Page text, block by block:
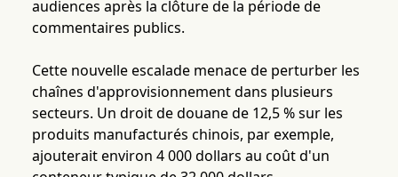
audiences après la clôture de la période de
commentaires publics.
Cette nouvelle escalade menace de perturber les
chaînes d'approvisionnement dans plusieurs
secteurs. Un droit de douane de 12,5 % sur les
produits manufacturés chinois, par exemple,
ajouterait environ 4 000 dollars au coût d'un